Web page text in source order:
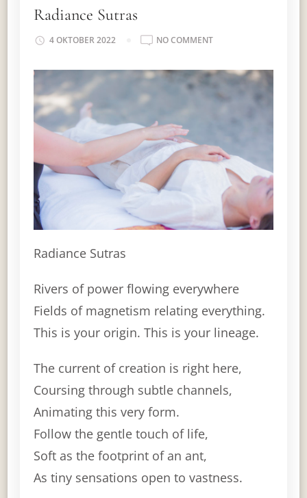
Radiance Sutras
4 OKTOBER 2022 NO COMMENTON
SUTRAS
Radiance Sutras
Rivers of power flowing everywhere
Fields of magnetism relating everything.
This is your origin. This is your lineage.
The current of creation is right here,
Coursing through subtle channels,
Animating this very form.
Follow the gentle touch of life,
Soft as the footprint of an ant,
As tiny sensations open to vastness.